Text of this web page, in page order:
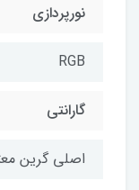
نورپردازی
RGB
گارانتی
اصلی گرین معتبر تا